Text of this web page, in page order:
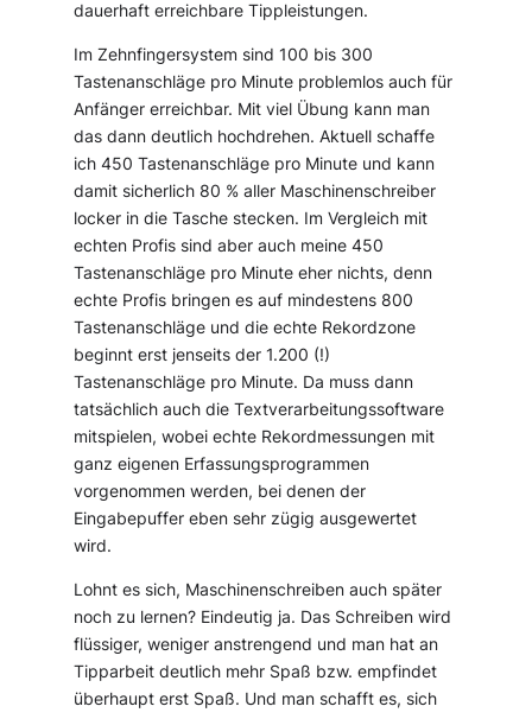
dauerhaft erreichbare Tippleistungen.
Im Zehnfingersystem sind 100 bis 300
Tastenanschläge pro Minute problemlos auch für
Anfänger erreichbar. Mit viel Übung kann man
das dann deutlich hochdrehen. Aktuell schaffe
ich 450 Tastenanschläge pro Minute und kann
damit sicherlich 80 % aller Maschinenschreiber
locker in die Tasche stecken. Im Vergleich mit
echten Profis sind aber auch meine 450
Tastenanschläge pro Minute eher nichts, denn
echte Profis bringen es auf mindestens 800
Tastenanschläge und die echte Rekordzone
beginnt erst jenseits der 1.200 (!)
Tastenanschläge pro Minute. Da muss dann
tatsächlich auch die Textverarbeitungssoftware
mitspielen, wobei echte Rekordmessungen mit
ganz eigenen Erfassungsprogrammen
vorgenommen werden, bei denen der
Eingabepuffer eben sehr zügig ausgewertet
wird.
Lohnt es sich, Maschinenschreiben auch später
noch zu lernen? Eindeutig ja. Das Schreiben wird
flüssiger, weniger anstrengend und man hat an
Tipparbeit deutlich mehr Spaß bzw. empfindet
überhaupt erst Spaß. Und man schafft es, sich